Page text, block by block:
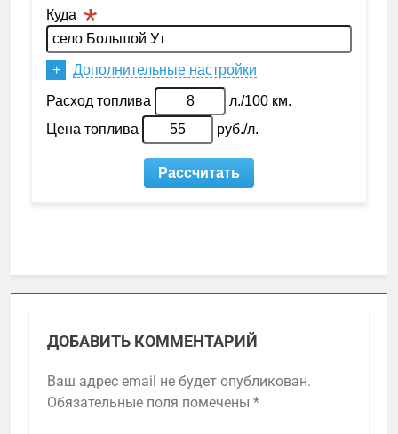
ДОБАВИТЬ КОММЕНТАРИЙ
Ваш адрес email не будет опубликован.
Обязательные поля помечены *